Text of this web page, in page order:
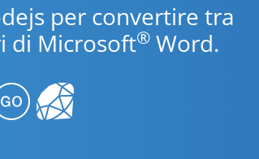
per convertire tra
di Microsoft® Word.